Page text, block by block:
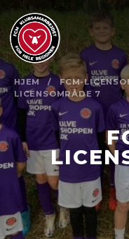
HJEM / FCM-
LICENSOMRÅDE 7